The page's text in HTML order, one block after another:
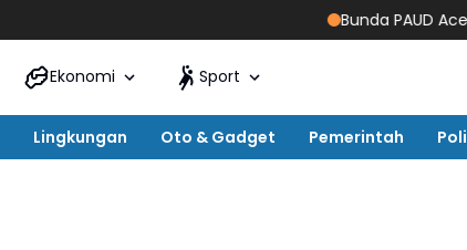
Bunda PAUD Aceh
Ekonomi Sport
Lingkungan Oto & Gadget Pemerintah